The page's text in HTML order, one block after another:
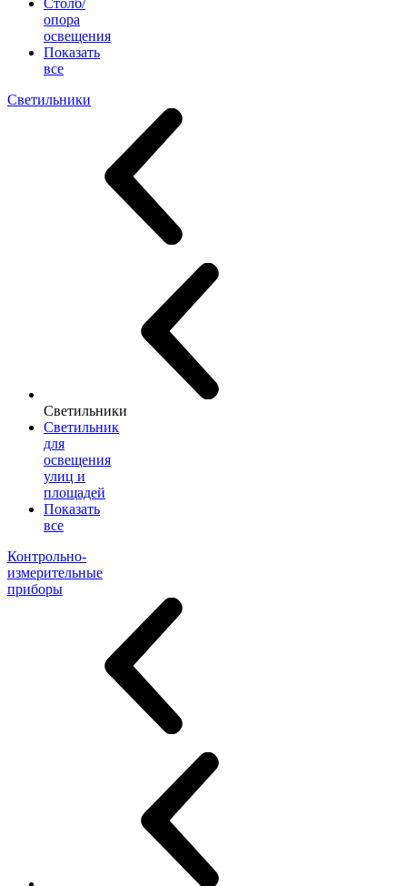
Столб/
опора
освещения
Показать
все
Светильники
Светильники
Светильник
для
освещения
улиц и
площадей
Показать
все
Контрольно-
измерительные
приборы